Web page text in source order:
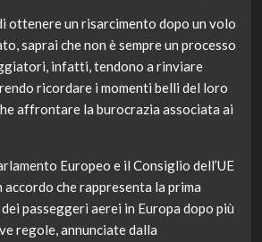
ottenere un risarcimento dopo un volo
saprai che non è sempre un processo
infatti, tendono a rinviare
ricordare i momenti belli del loro
affrontare la burocrazia associata ai
Europeo e il Consiglio dell’UE
che rappresenta la prima
passeggeri aerei in Europa dopo più
regole, annunciate dalla